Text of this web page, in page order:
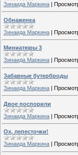
Зинаида Маркина |
Обнаженка
Зинаида Маркина |
Миниатюры 3
Зинаида Маркина
Забавные бутерброды
Зинаида Маркина |
Двое поспорили
Зинаида Маркина |
Ох, лепесточки!
Зинаида Маркина |